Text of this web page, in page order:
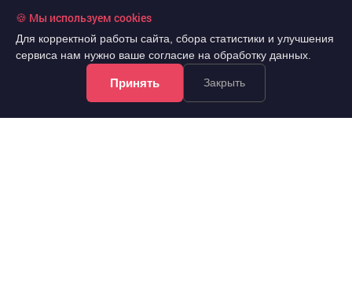
🍪 Мы используем cookies
Для корректной работы сайта, сбора статистики и улучшения
сервиса нам нужно ваше согласие на обработку данных.
Принять Закрыть